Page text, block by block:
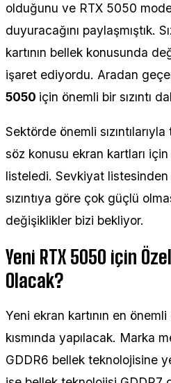
olduğunu ve RTX 5050
duyuracağını paylaşmıştık.
kartının bellek konusunda
işaret ediyordu. Aradan
5050 için önemli bir sızıntı
Sektörde önemli sızıntılarıyla
söz konusu ekran kartları
listeledi. Sevkiyat
sızıntıya göre çok güçlü
değişiklikler bizi bekliyor.
Yeni RTX 5050 için
Olacak?
Yeni ekran kartının en
kısmında yapılacak. Marka
GDDR6 bellek teknolojisine